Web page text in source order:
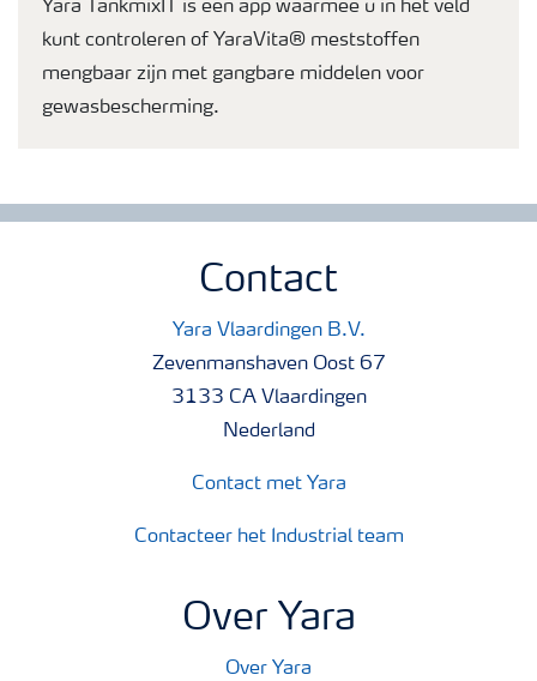
Yara TankmixIT is een app waarmee u in het veld
kunt controleren of YaraVita® meststoffen
mengbaar zijn met gangbare middelen voor
gewasbescherming.
Contact
Yara Vlaardingen B.V.
Zevenmanshaven Oost 67
3133 CA Vlaardingen
Nederland
Contact met Yara
Contacteer het Industrial team
Over Yara
Over Yara